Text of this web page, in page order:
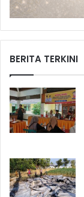
BERITA TERKINI